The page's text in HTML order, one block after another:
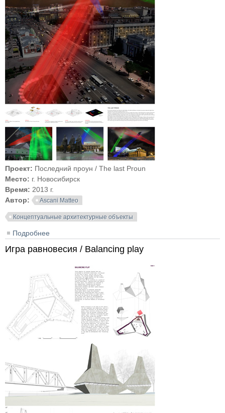
Проект: Последний проун / The last Proun
Место: г. Новосибирск
Время: 2013 г.
Автор:
Ascani Matteo
Концептуальные архитектурные объекты
Подробнее
Игра равновесия / Balancing play